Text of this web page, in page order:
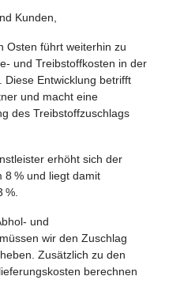
Kunden,
Osten führt weiterhin zu
und Treibstoffkosten in der
Entwicklung betrifft
und macht eine
des Treibstoffzuschlags
erhöht sich der
8 % und liegt damit
%.
und
wir den Zuschlag
Zusätzlich zu den
berechnen